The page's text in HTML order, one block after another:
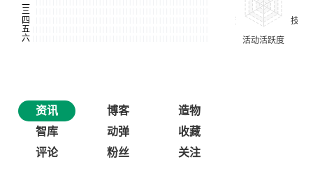
资讯 博客
造物
智库
动弹
收藏
评论
粉丝 关注